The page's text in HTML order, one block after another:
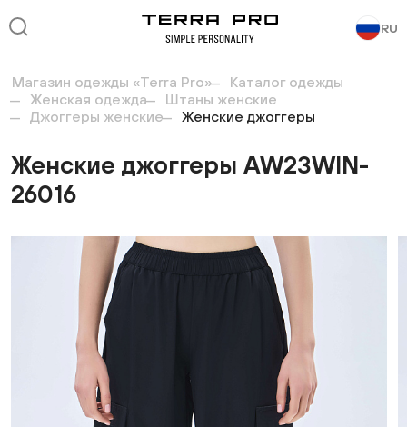
RU
Магазин одежды «Terra Pro»
Каталог одежды
Женская одежда
Штаны женские
Джоггеры женские
Женские джоггеры
Женские джоггеры AW23WIN-
26016